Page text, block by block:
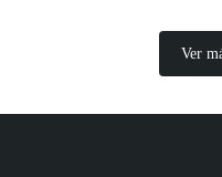
Ver